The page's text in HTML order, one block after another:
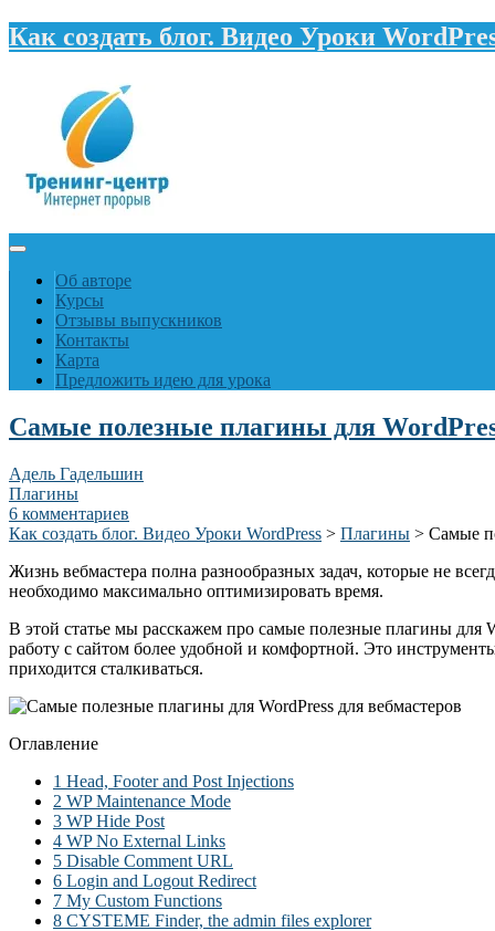
Как создать блог. Видео Уроки
Об авторе
Курсы
Отзывы выпускников
Контакты
Карта
Предложить идею для урока
Самые полезные плагины для
Адель Гадельшин
Плагины
6 комментариев
Как создать блог. Видео Уроки WordPress > Плагины > Самые
Жизнь вебмастера полна разнообразных задач, которые не
необходимо максимально оптимизировать время.
В этой статье мы расскажем про самые полезные плагины для
работу с сайтом более удобной и комфортной. Это
приходится сталкиваться.
Оглавление
1 Head, Footer and Post Injections
2 WP Maintenance Mode
3 WP Hide Post
4 WP No External Links
5 Disable Comment URL
6 Login and Logout Redirect
7 My Custom Functions
8 CYSTEME Finder, the admin files explorer